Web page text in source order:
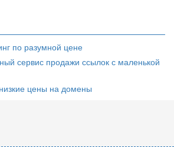
по разумной цене
сервис продажи ссылок с маленькой
цены на домены